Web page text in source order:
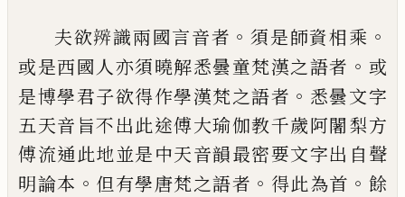
夫欲𭮧識兩國言音者 。 須是師資相乘 。
或是西國人亦須曉解悉曇童梵漢之語者 。 或
是博學君子欲得作學漢梵之語者 。 悉曇文字
五天音旨不出此途傅大瑜伽教千歲阿闍梨方
傅流通此地並是中天音韻最密要文字出自聲
明論本 。 但有學唐梵之語者 。 得此為首 。 餘